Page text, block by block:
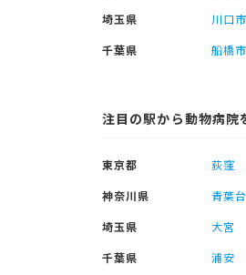
埼玉県
川口市
千葉県
船橋市
注目の駅から動物病院
東京都 荻窪
神奈川県
青葉台
埼玉県
大宮
千葉県
浦安